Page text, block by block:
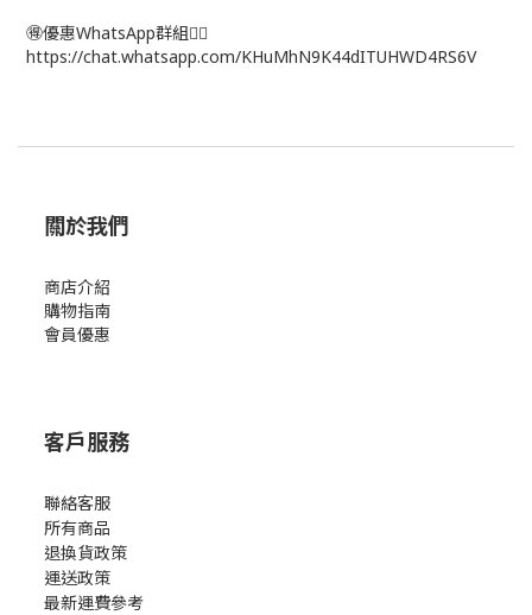
🉐優惠WhatsApp群組👉🏻
https://chat.whatsapp.com/KHuMhN9K44dITUHWD4RS6V
關於我們
商店介紹
購物指南
會員優惠
客戶服務
聯絡客服
所有商品
退換貨政策
運送政策
最新運費參考